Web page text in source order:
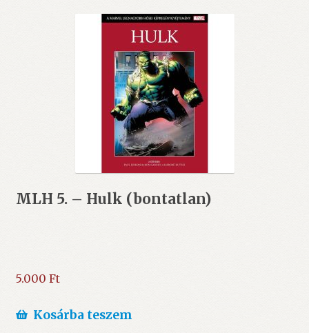
MLH 5. – Hulk (bontatlan)
5.000 Ft
Kosárba teszem